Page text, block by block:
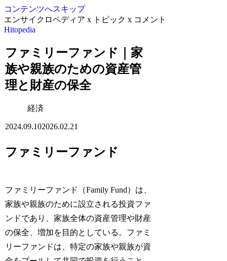
コンテンツへスキップ
エンサイクロペディア x トピック x コメント
Hitopedia
ファミリーファンド｜家
族や親族のための資産管
理と財産の保全
経済
2024.09.102026.02.21
ファミリーファンド
ファミリーファンド（Family Fund）は、
家族や親族のために設立される投資ファ
ンドであり、家族全体の資産管理や財産
の保全、増加を目的としている。ファミ
リーファンドは、特定の家族や親族が資